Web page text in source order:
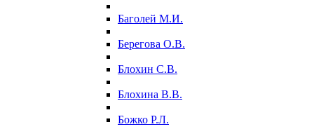
Баголей М.И.
Берегова О.В.
Блохин С.В.
Блохина В.В.
Божко Р.Л.